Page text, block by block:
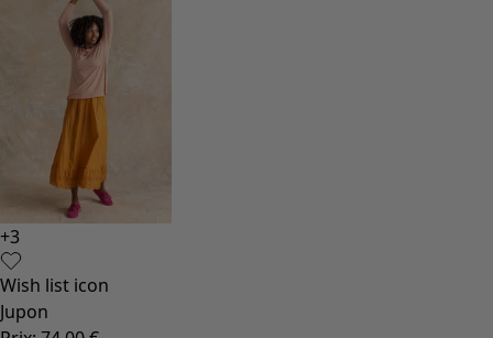
+3
Wish list icon
Jupon